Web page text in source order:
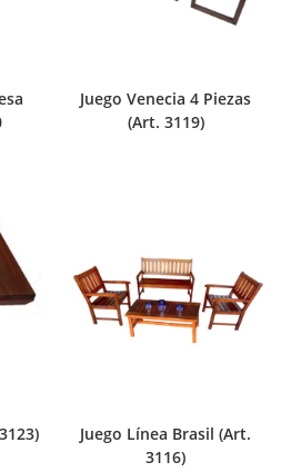
Juego Venecia 4 Piezas
(Art. 3119)
Juego Línea Brasil (Art.
3116)